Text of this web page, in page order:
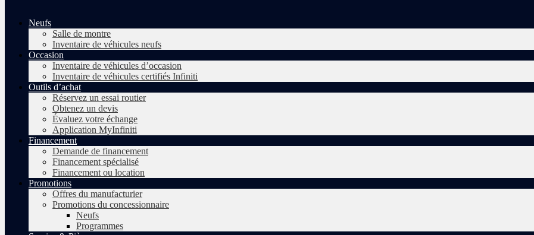
Neufs
Salle de montre
Inventaire de véhicules neufs
Occasion
Inventaire de véhicules d’occasion
Inventaire de véhicules certifiés Infiniti
Outils d’achat
Réservez un essai routier
Obtenez un devis
Évaluez votre échange
Application MyInfiniti
Financement
Demande de financement
Financement spécialisé
Financement ou location
Promotions
Offres du manufacturier
Promotions du concessionnaire
Neufs
Programmes